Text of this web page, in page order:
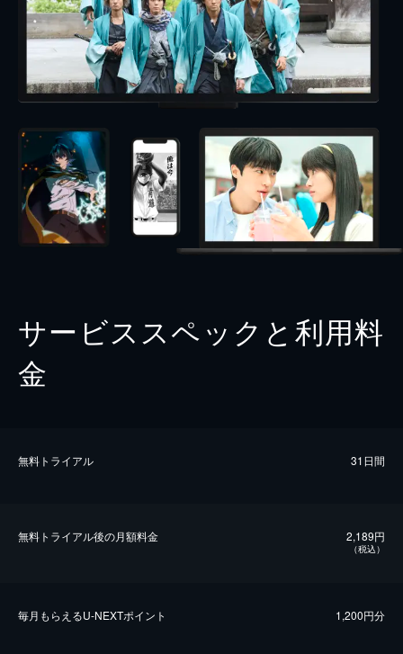
サービススペックと利用料
金
無料トライアル 31日間
無料トライアル後の⽉額料金 2,189円
（税込）
毎⽉もらえるU-NEXTポイント 1,200円分